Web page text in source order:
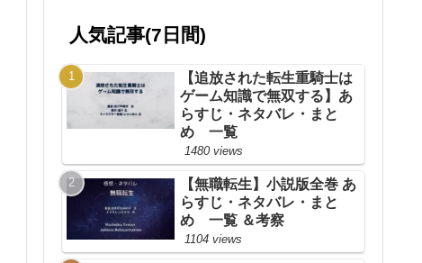
人気記事(7日間)
【追放された転生重騎士は
ゲーム知識で無双する】あ
らすじ・ネタバレ・まと
め 一覧
1480 views
【無職転生】小説版全巻 あ
らすじ・ネタバレ・まと
め 一覧 ＆考察
1104 views